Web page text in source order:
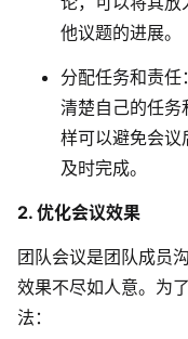
他议题的进展。
分配任务和责
清楚自己的任务
样可以避免会议
及时完成。
2. 优化会议效果
团队会议是团队成员
效果不尽如人意。为
法：